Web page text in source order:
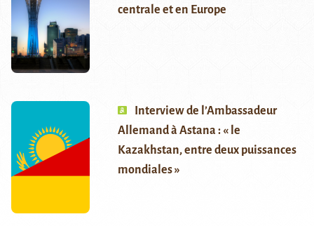
centrale et en Europe
Interview de l’Ambassadeur
Allemand à Astana : « le
Kazakhstan, entre deux puissances
mondiales »